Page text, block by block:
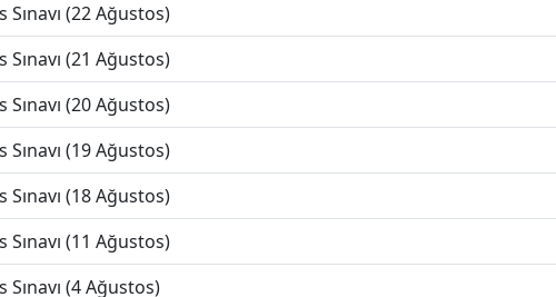
(22 Ağustos)
(21 Ağustos)
(20 Ağustos)
(19 Ağustos)
(18 Ağustos)
(11 Ağustos)
(4 Ağustos)